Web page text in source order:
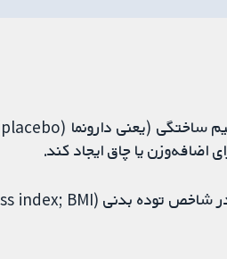
اضافه‌وزن یا چاق ایجاد کند.